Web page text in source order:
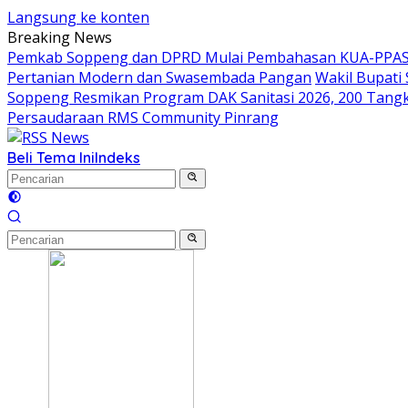
Langsung ke konten
Breaking News
Pemkab Soppeng dan DPRD Mulai Pembahasan KUA-
Pertanian Modern dan Swasembada Pangan Wakil Bupati
Soppeng Resmikan Program DAK Sanitasi 2026, 200
Persaudaraan RMS Community Pinrang
Beli Tema IniIndeks